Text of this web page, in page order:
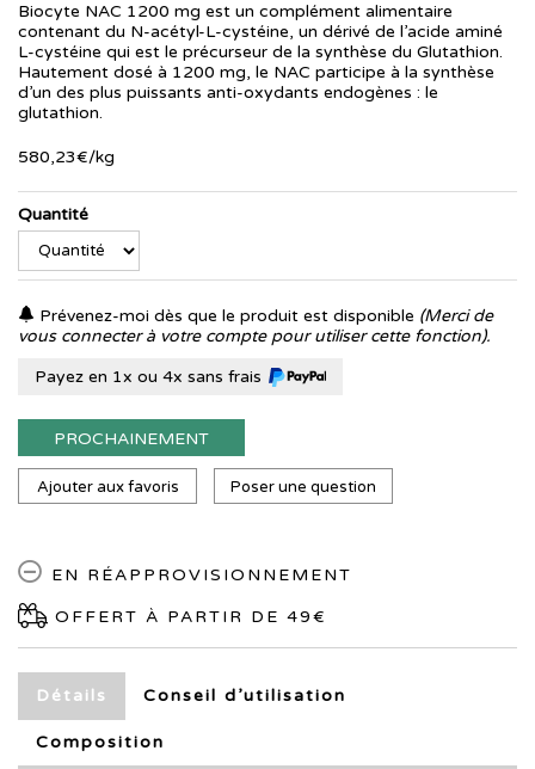
Biocyte NAC 1200 mg est un complément alimentaire
contenant du N-acétyl-L-cystéine, un dérivé de l’acide aminé
L-cystéine qui est le précurseur de la synthèse du Glutathion.
Hautement dosé à 1200 mg, le NAC participe à la synthèse
d’un des plus puissants anti-oxydants endogènes : le
glutathion.
580,23€/kg
Quantité
Prévenez-moi dès que le produit est disponible (Merci de
vous connecter à votre compte pour utiliser cette fonction).
Payez en 1x ou 4x sans frais
PROCHAINEMENT
Ajouter aux favoris Poser une question
EN RÉAPPROVISIONNEMENT
OFFERT À PARTIR DE 49€
Détails Conseil d’utilisation
Composition